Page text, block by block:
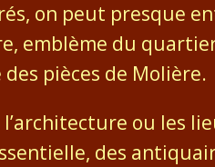
on peut presque
emblème du
des pièces de Molière.
l’architecture ou les
des